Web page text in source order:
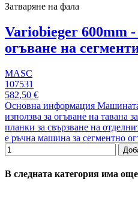
Затваряне на фала
Variobieger 600mm
огъване на
MASC
107531
582,50 €
Основна информация
използва за огъване на тавана
планки за свързване на
е ръчна машина за сегментно
В следната категория има